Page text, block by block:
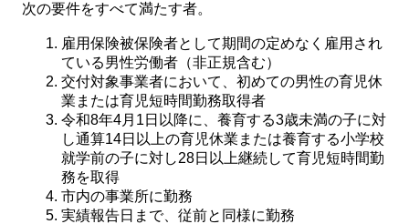
次の要件をすべて満たす者。
雇用保険被保険者として期間の定めなく雇用され
ている男性労働者（非正規含む）
交付対象事業者において、初めての男性の育児休
業または育児短時間勤務取得者
令和8年4月1日以降に、養育する3歳未満の子に対
し通算14日以上の育児休業または養育する小学校
就学前の子に対し28日以上継続して育児短時間勤
務を取得
市内の事業所に勤務
実績報告日まで、従前と同様に勤務